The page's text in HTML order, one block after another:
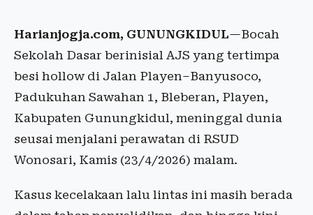
Harianjogja.com, GUNUNGKIDUL—Bocah
Sekolah Dasar berinisial AJS yang tertimpa
besi hollow di Jalan Playen–Banyusoco,
Padukuhan Sawahan 1, Bleberan, Playen,
Kabupaten Gunungkidul, meninggal dunia
seusai menjalani perawatan di RSUD
Wonosari, Kamis (23/4/2026) malam.
Kasus kecelakaan lalu lintas ini masih berada